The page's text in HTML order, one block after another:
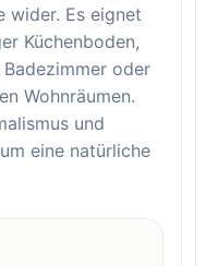
wider. Es eignet
Küchenboden,
oder
Wohnräumen.
und
eine natürliche